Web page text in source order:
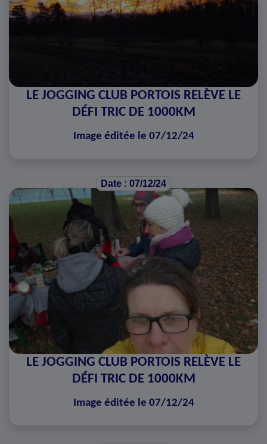
LE JOGGING CLUB PORTOIS RELÈVE LE
DÉFI TRIC DE 1000KM
Image éditée le 07/12/24
Date : 07/12/24
LE JOGGING CLUB PORTOIS RELÈVE LE
DÉFI TRIC DE 1000KM
Image éditée le 07/12/24